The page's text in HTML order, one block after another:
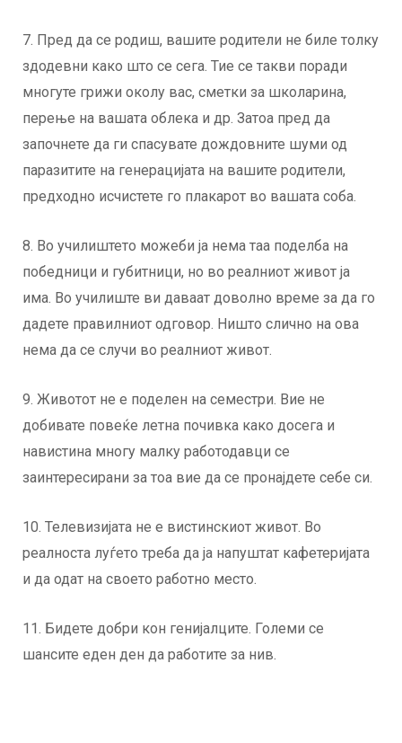
7. Пред да се родиш, вашите родители не биле толку
здодевни како што се сега. Тие се такви поради
многуте грижи околу вас, сметки за школарина,
перење на вашата облека и др. Затоа пред да
започнете да ги спасувате дождовните шуми од
паразитите на генерацијата на вашите родители,
предходно исчистете го плакарот во вашата соба.
8. Во училиштето можеби ја нема таа поделба на
победници и губитници, но во реалниот живот ја
има. Во училиште ви даваат доволно време за да го
дадете правилниот одговор. Ништо слично на ова
нема да се случи во реалниот живот.
9. Животот не е поделен на семестри. Вие не
добивате повеќе летна почивка како досега и
навистина многу малку работодавци се
заинтересирани за тоа вие да се пронајдете себе си.
10. Телевизијата не е вистинскиот живот. Во
реалноста луѓето треба да ја напуштат кафетеријата
и да одат на своето работно место.
11. Бидете добри кон генијалците. Големи се
шансите еден ден да работите за нив.